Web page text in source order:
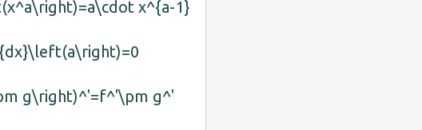
x^{a-1}
g\right)^'=f^'\pm g^'